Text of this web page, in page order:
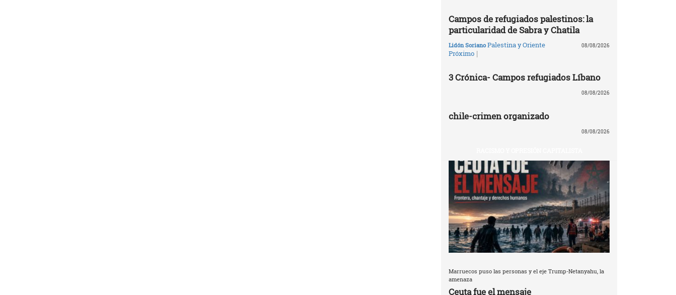
Campos de refugiados palestinos: la
particularidad de Sabra y Chatila
Lidón Soriano Palestina y Oriente
Próximo |
08/08/2026
3 Crónica- Campos refugiados Líbano
08/08/2026
chile-crimen organizado
08/08/2026
Marruecos puso las personas y el eje Trump-Netanyahu, la
amenaza
Ceuta fue el mensaje